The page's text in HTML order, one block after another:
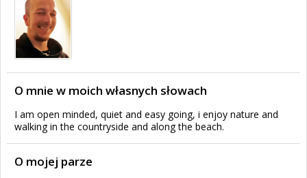
O mnie w moich własnych słowach
I am open minded, quiet and easy going, i enjoy nature and
walking in the countryside and along the beach.
O mojej parze